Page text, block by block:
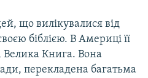
що вилікувалися від
біблією. В Америці її
Велика Книга. Вона
перекладена багатьма